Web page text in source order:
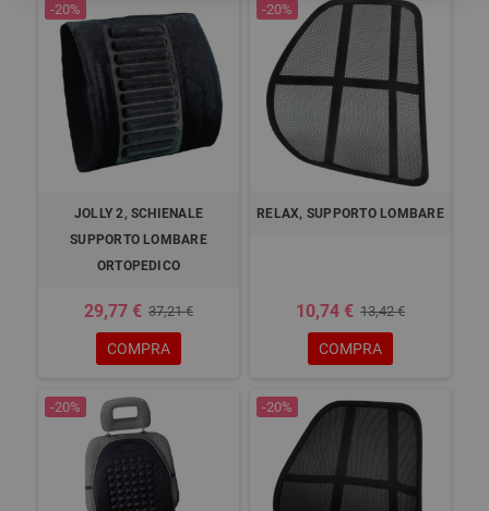
-20%
JOLLY 2, SCHIENALE
SUPPORTO LOMBARE
ORTOPEDICO
29,77 € 37,21 €
COMPRA
-20%
RELAX, SUPPORTO LOMBARE
10,74 € 13,42 €
COMPRA
-20% -20%